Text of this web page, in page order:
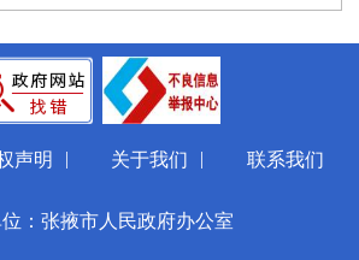
声明 | 关于我们 | 联系我们
：张掖市人民政府办公室